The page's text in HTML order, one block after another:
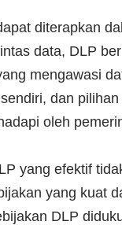
diterapkan
data, DLP
mengawasi
dan
oleh
yang efektif
yang kuat
DLP